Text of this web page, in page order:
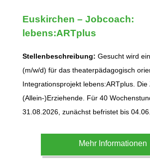
Euskirchen – Jobcoach:
lebens:ARTplus
Stellenbeschreibung: Gesucht wird
(m/w/d) für das theaterpädagogisch
Integrationsprojekt lebens:ARTplus. Die
(Allein-)Erziehende. Für 40
31.08.2026, zunächst befristet bis
Mehr Informationen